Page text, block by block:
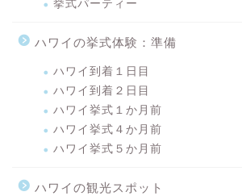
挙式パーティー
ハワイの挙式体験：準備
ハワイ到着１日目
ハワイ到着２日目
ハワイ挙式１か月前
ハワイ挙式４か月前
ハワイ挙式５か月前
ハワイの観光スポット